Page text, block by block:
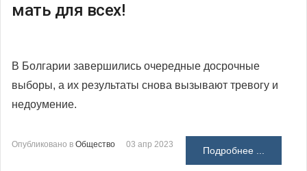
мать для всех!
В Болгарии завершились очередные досрочные
выборы, а их результаты снова вызывают тревогу и
недоумение.
Опубликовано в Общество 03 апр 2023
Подробнее ...